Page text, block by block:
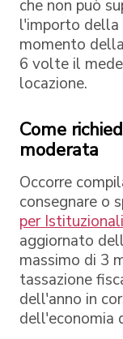
che non può
l'importo della
momento
6 volte il
locazione.
Come
moderata
Occorre
consegnare o
per
aggiornato
massimo di 3
tassazione
dell'anno in
dell'economia